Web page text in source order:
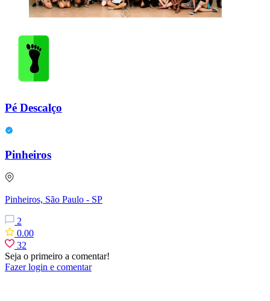
Pé Descalço
Pinheiros
Pinheiros, São Paulo - SP
2
0.00
32
Seja o primeiro a comentar!
Fazer login e comentar